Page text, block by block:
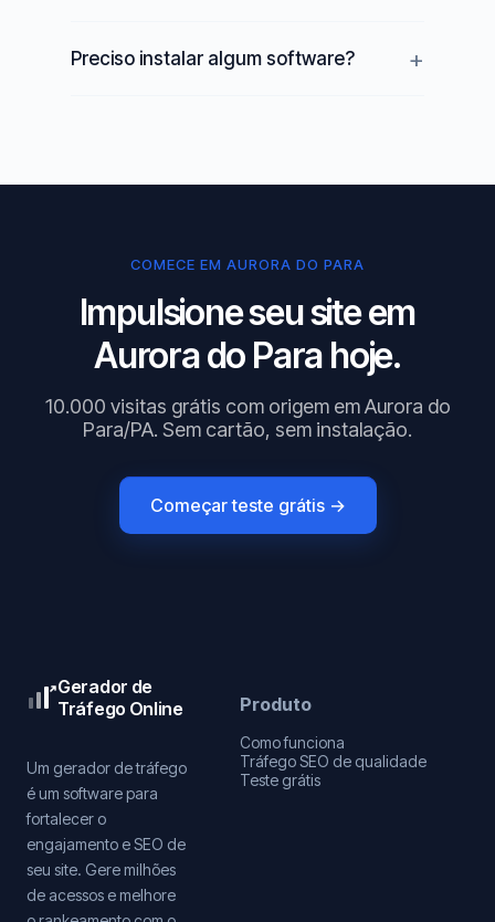
Preciso instalar algum software?
COMECE EM AURORA DO PARA
Impulsione seu site em
Aurora do Para hoje.
10.000 visitas grátis com origem em Aurora do
Para/PA. Sem cartão, sem instalação.
Começar teste grátis →
Gerador de
Tráfego Online
Um gerador de tráfego
é um software para
fortalecer o
engajamento e SEO de
seu site. Gere milhões
de acessos e melhore
Produto
Como funciona
Tráfego SEO de qualidade
Teste grátis